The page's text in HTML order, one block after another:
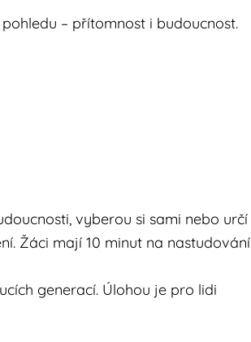
– přítomnost i budoucnost.
vyberou si sami nebo určí
Žáci mají 10 minut na nastudování
generací. Úlohou je pro lidi